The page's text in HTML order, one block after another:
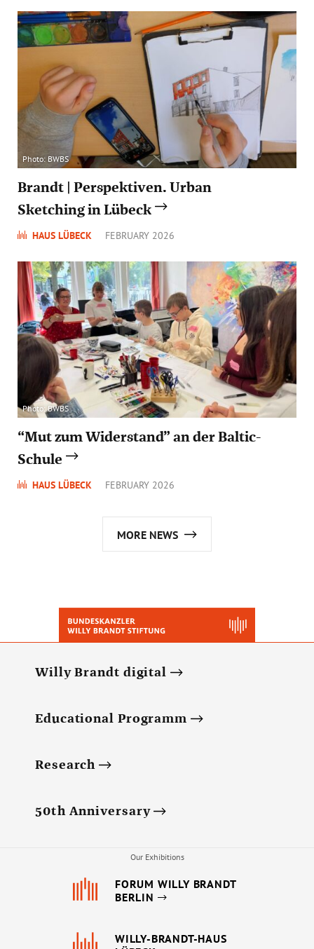
Photo: BWBS
Brandt | Perspektiven. Urban
Sketching in Lübeck
HAUS LÜBECK FEBRUARY 2026
Photo: BWBS
“Mut zum Widerstand” an der Baltic-
Schule
HAUS LÜBECK FEBRUARY 2026
MORE NEWS
Willy Brandt digital
Educational Programm
Research
50th Anniversary
Our Exhibitions
FORUM WILLY BRANDT
BERLIN
WILLY-BRANDT-HAUS